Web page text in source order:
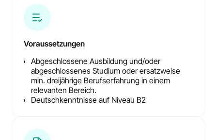
Voraussetzungen
Abgeschlossene Ausbildung und/oder
abgeschlossenes Studium oder ersatzweise
min. dreijährige Berufserfahrung in einem
relevanten Bereich.
Deutschkenntnisse auf Niveau B2